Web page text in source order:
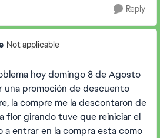
Reply
Not applicable
hoy domingo 8 de Agosto
una promoción de descuento
la compre me la descontaron de
flor girando tuve que reiniciar el
a entrar en la compra esta como